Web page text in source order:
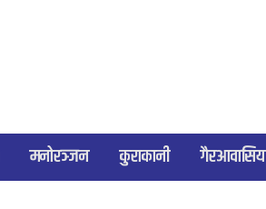
मनोरञ्जन कुराकानी गैरआवासिय